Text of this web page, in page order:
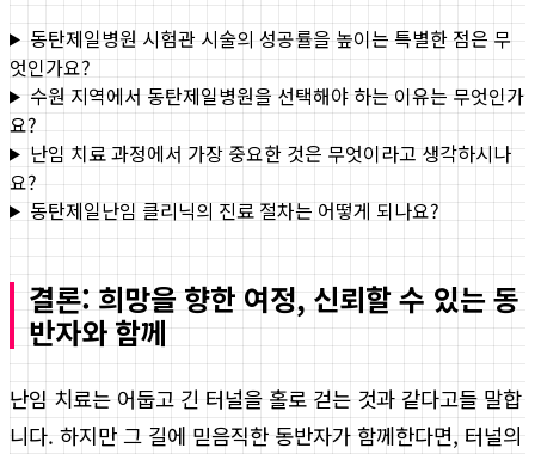
동탄제일병원 시험관 시술의 성공률을 높이는 특별한 점은 무
엇인가요?
수원 지역에서 동탄제일병원을 선택해야 하는 이유는 무엇인가
요?
난임 치료 과정에서 가장 중요한 것은 무엇이라고 생각하시나
요?
동탄제일난임 클리닉의 진료 절차는 어떻게 되나요?
결론: 희망을 향한 여정, 신뢰할 수 있는 동
반자와 함께
난임 치료는 어둡고 긴 터널을 홀로 걷는 것과 같다고들 말합
니다. 하지만 그 길에 믿음직한 동반자가 함께한다면, 터널의